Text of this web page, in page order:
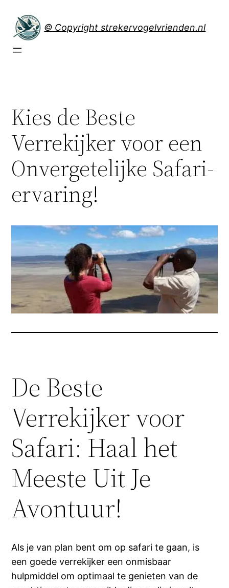
naar
inhoud
© Copyright strekervogelvrienden.nl
Kies de Beste
Verrekijker voor een
Onvergetelijke Safari-
ervaring!
De Beste
Verrekijker voor
Safari: Haal het
Meeste Uit Je
Avontuur!
Als je van plan bent om op safari te gaan, is
een goede verrekijker een onmisbaar
hulpmiddel om optimaal te genieten van de